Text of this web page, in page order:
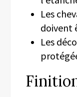
Les
doivent
Les